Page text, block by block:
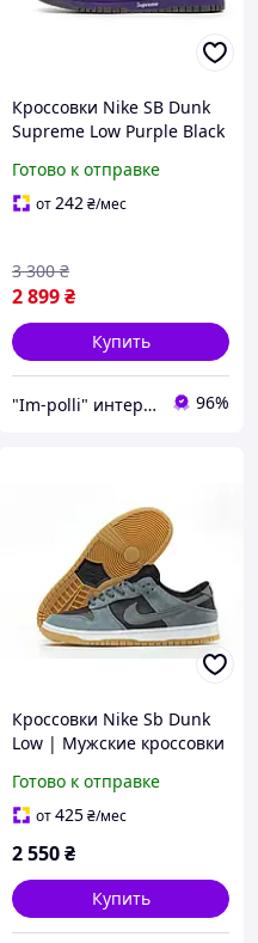
Кроссовки Nike SB Dunk
Supreme Low Purple Black
Готово к отправке
от242₴/мес
2 899₴
3 300 ₴
Купить
"Im-polli" интернет-магазин 96%
Кроссовки Nike Sb Dunk
Low | Мужские кроссовки
Готово к отправке
от425₴/мес
2 550₴
Купить